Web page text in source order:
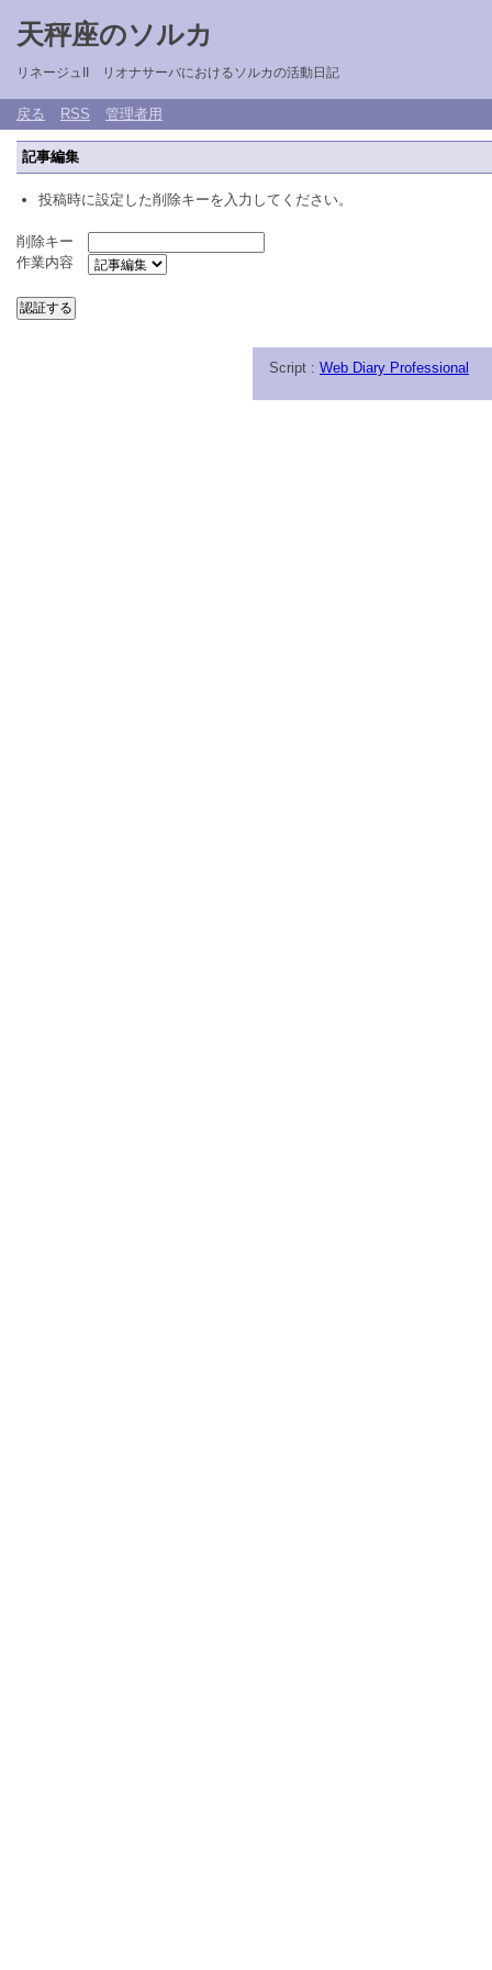
天秤座のソルカ
リネージュII リオナサーバにおけるソルカの活動日記
戻る RSS 管理者用
記事編集
投稿時に設定した削除キーを入力してください。
削除キー
作業内容
Script : Web Diary Professional